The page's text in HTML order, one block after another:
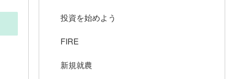
投資を始めよう
FIRE
新規就農